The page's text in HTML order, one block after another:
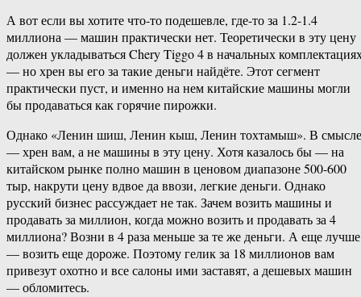
А вот если вы хотите что-то подешевле, где-то за 1.2-1.4
миллиона — машин практически нет. Теоретически в эту цену
должен укладываться Chery Tiggo 4 в начальных
— но хрен вы его за такие деньги найдёте. Этот сегмент
практически пуст, и именно на нем китайские машины могли
бы продаваться как горячие пирожки.
Однако «Ленин шиш, Ленин кыш, Ленин тохтамыш». В смысле
— хрен вам, а не машины в эту цену. Хотя казалось бы — на
китайском рынке полно машин в ценовом диапазоне 500-600
тыр, накрути цену вдвое да ввози, легкие деньги. Однако
русский бизнес рассуждает не так. Зачем возить машины и
продавать за миллион, когда можно возить и продавать за 4
миллиона? Возни в 4 раза меньше за те же деньги. А еще лучше
— возить еще дороже. Поэтому гелик за 18 миллионов вам
привезут охотно и все салоны ими заставят, а дешевых машин
— обломитесь.